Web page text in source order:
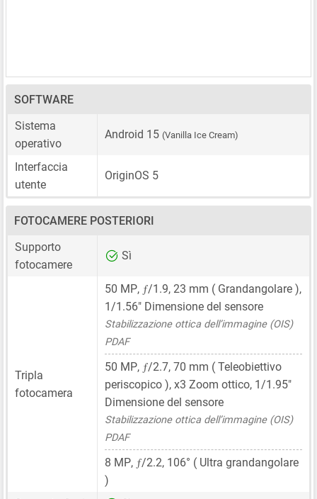
SOFTWARE
Sistema
operativo
Android 15 (Vanilla Ice Cream)
Interfaccia
utente
OriginOS 5
FOTOCAMERE POSTERIORI
Supporto
fotocamere
Sì
Tripla
fotocamera
50 MP, ƒ/1.9, 23 mm ( Grandangolare ),
1/1.56" Dimensione del sensore
Stabilizzazione ottica dell’immagine (OIS)
PDAF
50 MP, ƒ/2.7, 70 mm ( Teleobiettivo
periscopico ), x3 Zoom ottico, 1/1.95"
Dimensione del sensore
Stabilizzazione ottica dell’immagine (OIS)
PDAF
8 MP, ƒ/2.2, 106° ( Ultra grandangolare
)